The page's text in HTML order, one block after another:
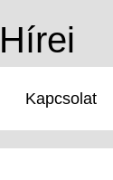
Kapcsolat